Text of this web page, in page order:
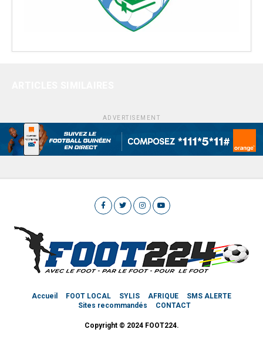
ADVERTISEMENT
Accueil FOOT LOCAL SYLIS AFRIQUE
SMS ALERTE
Sites recommandés
CONTACT
Copyright © 2024 FOOT224.